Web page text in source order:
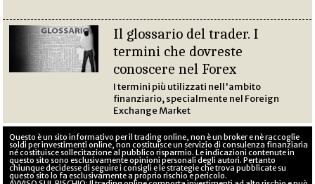
Il glossario del trader. I
termini che dovreste
conoscere nel Forex
I termini più utilizzati nell'ambito
finanziario, specialmente nel Foreign
Exchange Market
Questo è un sito informativo per il trading online, non è un broker e nè raccoglie
soldi per investimenti online, non costituisce un servizio di consulenza finanziaria
né costituisce sollecitazione al pubblico risparmio. Le indicazioni contenute in
questo sito sono esclusivamente opinioni personali degli autori. Pertanto
chiunque decidesse di seguire i consigli e le strategie che trova pubblicate su
questo sito lo fa esclusivamente a proprio rischio e pericolo.